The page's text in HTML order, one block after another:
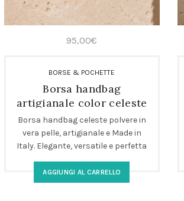
95,00€
BORSE & POCHETTE
Borsa handbag
artigianale color celeste
polvere in vera pelle
Borsa handbag celeste polvere in
vera pelle, artigianale e Made in
Italy. Elegante, versatile e perfetta
premium garantita.
AGGIUNGI AL CARRELLO